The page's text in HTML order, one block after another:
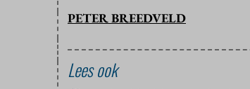
PETER BREEDVELD
Lees ook